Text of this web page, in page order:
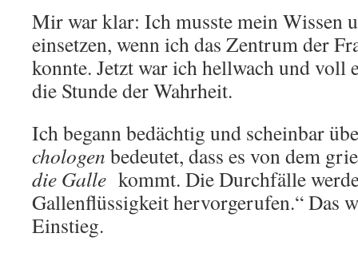
Mir war klar: Ich musste mein Wissen
einsetzen, wenn ich das Zentrum der
konnte. Jetzt war ich hellwach und voll
die Stunde der Wahrheit.
Ich begann bedächtig und scheinbar
chologen bedeutet, dass es von dem
die Galle kommt. Die Durchfälle
Gallenflüssigkeit hervorgerufen.“ Das
Einstieg.